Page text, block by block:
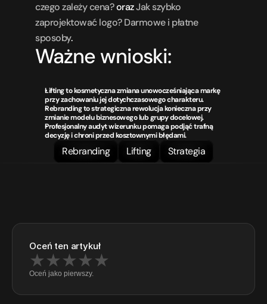
czego zależy cena? oraz Jak szybko
zaprojektować logo? Darmowe i płatne
sposoby.
Ważne wnioski:
Lifting to kosmetyczna zmiana unowocześniająca markę
przy zachowaniu jej dotychczasowego charakteru.
Rebranding to strategiczna rewolucja konieczna przy
zmianie modelu biznesowego lub grupy docelowej.
Profesjonalny audyt wizerunku pomaga podjąć trafną
decyzję i chroni przed kosztownymi błędami.
Rebranding Lifting Strategia
Oceń ten artykuł
★★★★★
Oceń jako pierwszy.